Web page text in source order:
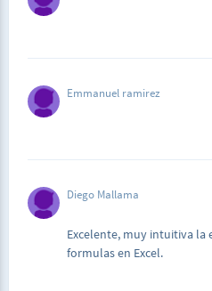
Emmanuel ramirez
Diego Mallama
Excelente, muy intuitiva la
formulas en Excel.